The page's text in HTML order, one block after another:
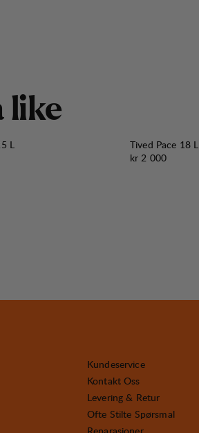
like
L
Tived Pace 18 L
Pris:
kr 2 000
Kundeservice
Kontakt Oss
Levering & Retur
Ofte Stilte Spørsmal